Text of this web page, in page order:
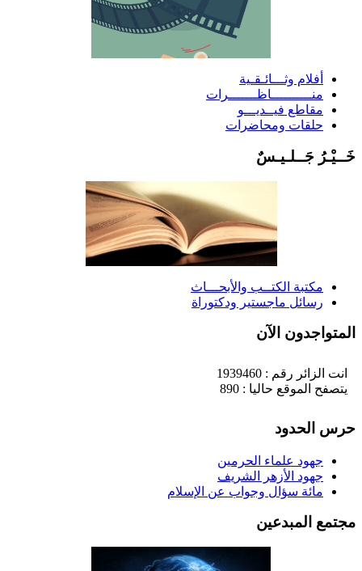
أفلام وثـــائـقـية
منــــــــــاظـــــــرات
مقاطع فيــديـــو
حلقات ومحاضرات
جَــلـيـسٌ
مكتبة الكتــب والأبحـــاث
رسائل ماجستير ودكتوراة
الآن
انت الزائر رقم : 1939460
يتصفح الموقع حاليا : 890
الحدود
جهود علماء الحرمين
جهود الأزهر الشريف
مائة سؤال وجواب عن الإسلام
المبدعين